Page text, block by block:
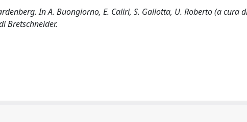
In A. Buongiorno, E. Caliri, S. Gallotta, U. Roberto (a cura
Bretschneider.